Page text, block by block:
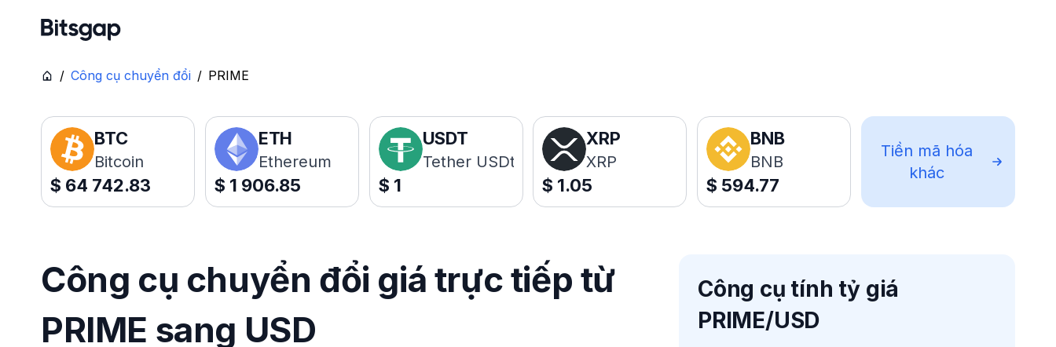
/ Công cụ chuyển đổi / PRIME
BTC
Bitcoin
$ 64 742.83
ETH
Ethereum
$ 1 906.85
USDT
Tether USDt
$ 1
XRP
XRP
$ 1.05
BNB
BNB
$ 594.77
Tiền mã hóa
khác
Công cụ chuyển đổi giá trực tiếp từ
PRIME sang USD
Công cụ tính tỷ giá
PRIME/USD